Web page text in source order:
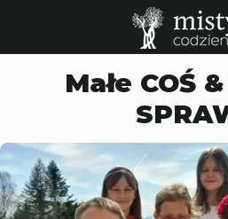
Małe COŚ